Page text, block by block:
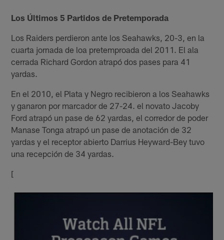
Los Últimos 5 Partidos de Pretemporada
Los Raiders perdieron ante los Seahawks, 20-3, en la
cuarta jornada de loa pretemproada del 2011. El ala
cerrada Richard Gordon atrapó dos pases para 41
yardas.
En el 2010, el Plata y Negro recibieron a los Seahawks
y ganaron por marcador de 27-24. el novato Jacoby
Ford atrapó un pase de 62 yardas, el corredor de poder
Manase Tonga atrapó un pase de anotación de 32
yardas y el receptor abierto Darrius Heyward-Bey tuvo
una recepción de 34 yardas.
[